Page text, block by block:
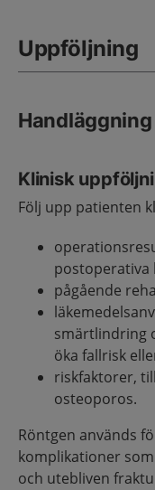
Uppföljning
Klinisk
Följ upp patienten
postoperativa
pågående
smärtlindring
öka fallrisk
riskfaktorer,
osteoporos.
Röntgen används
komplikationer
och utebliven